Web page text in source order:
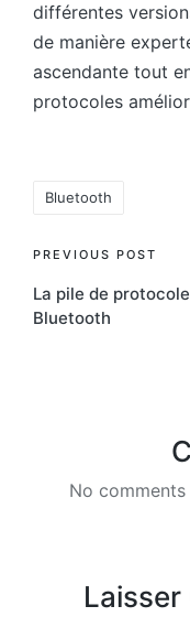
différentes
de manière
ascendante tout
protocoles
Bluetooth
Post
PREVIOUS POST
La pile de
Bluetooth
No